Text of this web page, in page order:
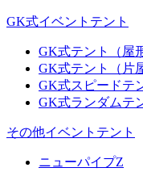
GK式イベントテント
GK式テント（屋
GK式テント（片
GK式スピードテ
GK式ランダムテ
その他イベントテント
ニューパイプZ